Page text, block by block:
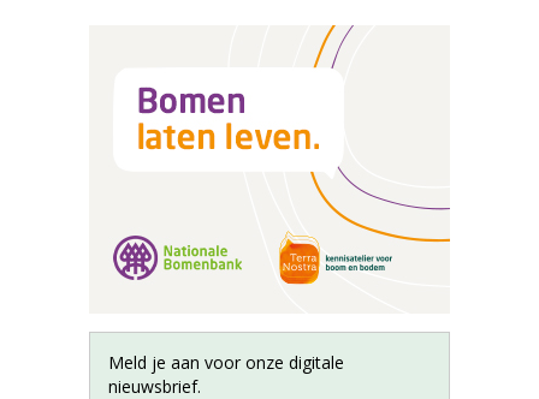
Meld je aan voor onze digitale
nieuwsbrief.